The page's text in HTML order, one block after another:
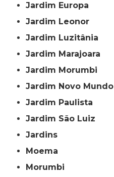
Jardim Europa
Jardim Leonor
Jardim Luzitânia
Jardim Marajoara
Jardim Morumbi
Jardim Novo Mundo
Jardim Paulista
Jardim São Luiz
Jardins
Moema
Morumbi